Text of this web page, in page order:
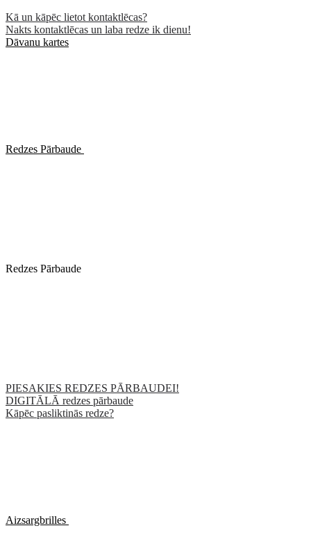
Kā un kāpēc lietot kontaktlēcas?
Nakts kontaktlēcas un laba redze ik dienu!
Dāvanu kartes
Redzes Pārbaude
Redzes Pārbaude
PIESAKIES REDZES PĀRBAUDEI!
DIGITĀLĀ redzes pārbaude
Kāpēc pasliktinās redze?
Aizsargbrilles